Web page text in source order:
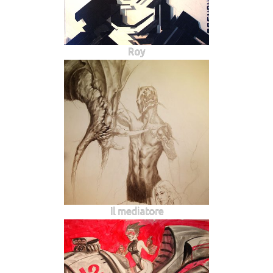
Roy
Il mediatore